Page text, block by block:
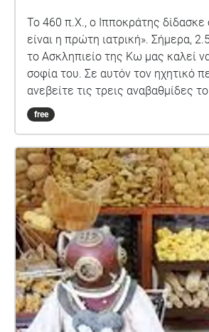
Το 460 π.Χ., ο Ιπποκράτης δίδασκε
είναι η πρώτη ιατρική». Σήμερα,
το Ασκληπιείο της Κω μας καλεί
σοφία του. Σε αυτόν τον ηχητικό περίπατο, θα
ανεβείτε τις τρεις αναβαθμίδες
• Ιερή Πηγή - Η αρχή της ίασης •
δύναμη του νερού • Ναός του
στάσεις | GPS-enabled «Ὠφελέειν ἢ μὴ βλάπτειν» -
Τι θα κάνεις εσύ;
free